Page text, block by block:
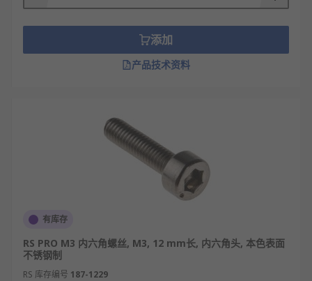
添加
产品技术资料
有库存
RS PRO M3 内六角螺丝, M3, 12 mm长, 内六角头, 本色表面
不锈钢制
RS 库存编号 187-1229